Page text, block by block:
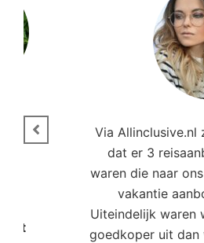
Via Allinclusive.nl
dat er 3
waren die naar
vakantie
Uiteindelijk waren
goedkoper uit dan